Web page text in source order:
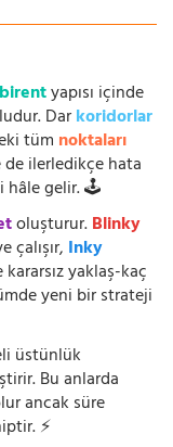
yapısı içinde
Darkoridorlar
tüm noktaları
ilerledikçe hata
hâle gelir. 🕹️
oluşturur.Blinky
çalışır,Inky
kararsız yaklaş-kaç
yeni bir strateji
üstünlük
Bu anlarda
ancak süre
⚡